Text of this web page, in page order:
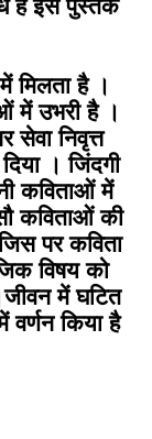
है इस पुस्तक
मिलता है ।
में उभरी है ।
सेवा निवृत्त
। जिंदगी
कविताओं में
कविताओं की
पर कविता
विषय को
में घटित
किया है